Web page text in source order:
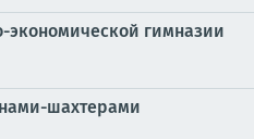
гимназии
шахтерами